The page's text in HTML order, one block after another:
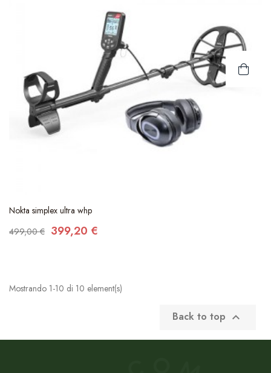
Nokta simplex ultra whp
499,00 € 399,20 €
Mostrando 1-10 di 10 element(s)
Back to top 